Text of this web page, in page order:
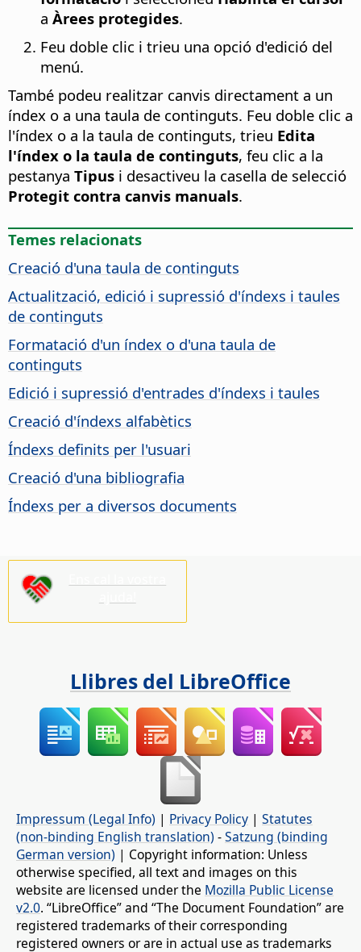
a Àrees protegides.
Feu doble clic i trieu una opció d'edició del
menú.
També podeu realitzar canvis directament a un
índex o a una taula de continguts. Feu doble clic a
l'índex o a la taula de continguts, trieu Edita
l'índex o la taula de continguts, feu clic a la
pestanya Tipus i desactiveu la casella de selecció
Protegit contra canvis manuals.
Temes relacionats
Creació d'una taula de continguts
Actualització, edició i supressió d'índexs i taules
de continguts
Formatació d'un índex o d'una taula de
continguts
Edició i supressió d'entrades d'índexs i taules
Creació d'índexs alfabètics
Índexs definits per l'usuari
Creació d'una bibliografia
Índexs per a diversos documents
Llibres del LibreOffice
Impressum (Legal Info) | Privacy Policy | Statutes
(non-binding English translation) -Satzung (binding
German version) | Copyright information: Unless
otherwise specified, all text and images on this
website are licensed under the Mozilla Public License
v2.0. “LibreOffice” and “The Document Foundation” are
registered trademarks of their corresponding
registered owners or are in actual use as trademarks